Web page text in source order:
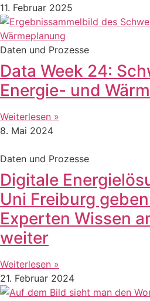
11. Februar 2025
Daten und Prozesse
Data Week 24:
Energie- und
Weiterlesen »
8. Mai 2024
Daten und Prozesse
Digitale
Uni Freiburg
Experten Wissen
weiter
Weiterlesen »
21. Februar 2024